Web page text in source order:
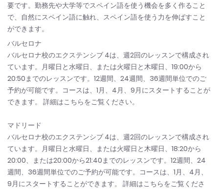
要です。勤務先や大学等でスペイン語を使う機会を多く作ること
で、自然にスペイン語に触れ、スペイン語を使う力を伸ばすこと
ができます。
バルセロナ
バルセロナ校のエクステンシブ 4は、週2回のレッスンで構成され
ています。月曜日と水曜日、または火曜日と木曜日、19:00から
20:50までのレッスンです。12週間、24週間、36週間単位でのご
予約が可能です。コースは、1月、4月、9月にスタートすることが
できます。 詳細はこちらをご覧ください。
マドリード
バルセロナ校のエクステンシブ 4は、週2回のレッスンで構成され
ています。月曜日と水曜日、または火曜日と木曜日、18:20から
20:00、または20:00から21:40までのレッスンです。12週間、24
週間、36週間単位でのご予約が可能です。コースは、1月、4月、
9月にスタートすることができます。 詳細はこちらをご覧くださ